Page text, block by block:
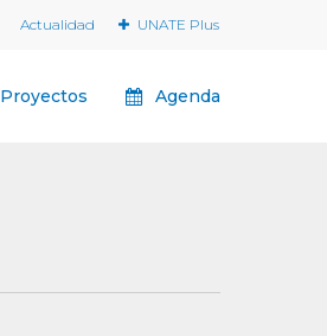
Actualidad UNATE Plus
Proyectos Agenda